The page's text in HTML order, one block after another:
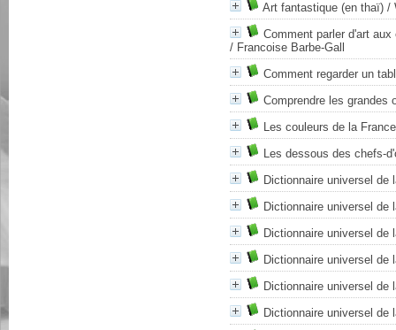
Art fantastique (en thaï) /
Comment parler d'art
/ Francoise Barbe-Gall
Comment regarder un
Comprendre les grandes
Les couleurs de la France
Les dessous des chefs-
Dictionnaire universel de
Dictionnaire universel de
Dictionnaire universel de
Dictionnaire universel de
Dictionnaire universel de
Dictionnaire universel de